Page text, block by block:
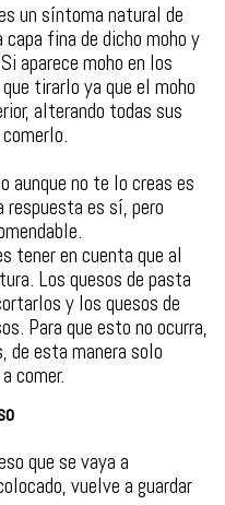
un síntoma natural de
fina de dicho moho y
aparece moho en los
tirarlo ya que el moho
alterando todas sus
aunque no te lo creas es
respuesta es sí, pero
tener en cuenta que al
Los quesos de pasta
y los quesos de
Para que esto no ocurra,
de esta manera solo
comer.
que se vaya a
vuelve a guardar